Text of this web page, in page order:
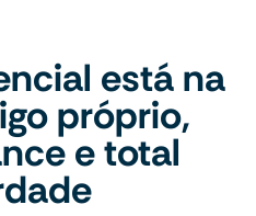
está na
próprio,
e total